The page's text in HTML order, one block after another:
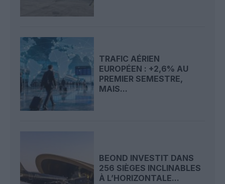
TRAFIC AÉRIEN
EUROPÉEN : +2,6% AU
PREMIER SEMESTRE,
MAIS...
BEOND INVESTIT DANS
256 SIÈGES INCLINABLES
À L’HORIZONTALE...